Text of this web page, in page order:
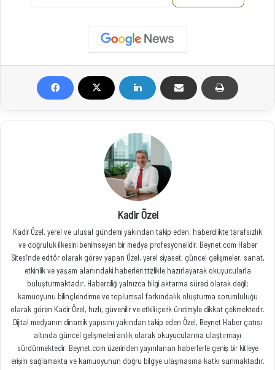
Kadir Özel
Kadir Özel, yerel ve ulusal gündemi yakından takip eden, habercilikte tarafsızlık
ve doğruluk ilkesini benimseyen bir medya profesyonelidir. Beynet.com Haber
Sitesi’nde editör olarak görev yapan Özel, yerel siyaset, güncel gelişmeler, sanat,
etkinlik ve yaşam alanındaki haberleri titizlikle hazırlayarak okuyucularla
buluşturmaktadır. Haberciliği yalnızca bilgi aktarma süreci olarak değil;
kamuoyunu bilinçlendirme ve toplumsal farkındalık oluşturma sorumluluğu
olarak gören Kadir Özel, hızlı, güvenilir ve etkili içerik üretimiyle dikkat çekmektedir.
Dijital medyanın dinamik yapısını yakından takip eden Özel, Beynet Haber çatısı
altında güncel gelişmeleri anlık olarak okuyucularına ulaştırmayı
sürdürmektedir. Beynet.com üzerinden yayınlanan haberlerle geniş bir kitleye
erişim sağlamakta ve kamuoyunun doğru bilgiye ulaşmasına katkı sunmaktadır.